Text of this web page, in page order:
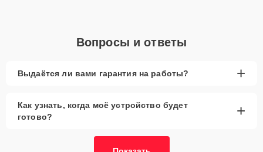
активное использование устройства дольше
запчастей.
рассмотреть вариант с использованием
качественного аналога брендовой детали.
Вопросы и ответы
Выдаётся ли вами гарантия на работы? +
Как узнать, когда моё устройство будет
готово?
+